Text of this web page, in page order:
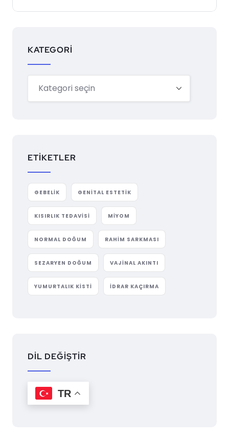
KATEGORI
ETIKETLER
GEBELIK GENITAL ESTETIK
KISIRLIK TEDAVISI MIYOM
NORMAL DOĞUM RAHIM SARKMASI
SEZARYEN DOĞUM VAJINAL AKINTI
YUMURTALIK KISTI İDRAR KAÇIRMA
DİL DEĞİŞTİR
TR